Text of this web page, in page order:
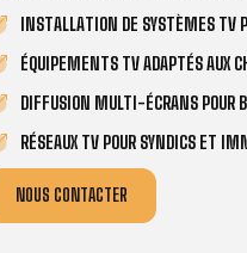
INSTALLATION DE SYSTÈMES TV
ÉQUIPEMENTS TV ADAPTÉS AUX
DIFFUSION MULTI-ÉCRANS POUR
RÉSEAUX TV POUR SYNDICS ET
NOUS CONTACTER